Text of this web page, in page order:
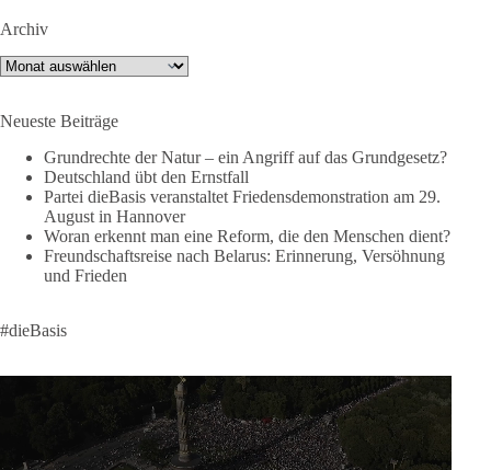
👉 Hier geht es zum vollständigen Video:
https://www.youtube.com/live/a9hOswSNg4I?
🟩🟩🟦🟦🟥🟥🟧🟧
❤️ Wir freuen uns über deine Unterstützung:
https://diebasis.de/spenden/
#dieBasis #frieden #russandistnichtunserFeind #friedenspartei
377
DieBasis
1 Tag zuvor
Wusstest du, dass ein guter Antrag nicht besser oder schlechter
Archiv
Archiv
Neueste Beiträge
Grundrechte der Natur – ein Angriff auf das Grundgesetz?
Deutschland übt den Ernstfall
Partei dieBasis veranstaltet Friedensdemonstration am 29.
August in Hannover
Woran erkennt man eine Reform, die den Menschen dient?
Freundschaftsreise nach Belarus: Erinnerung, Versöhnung
und Frieden
#dieBasis